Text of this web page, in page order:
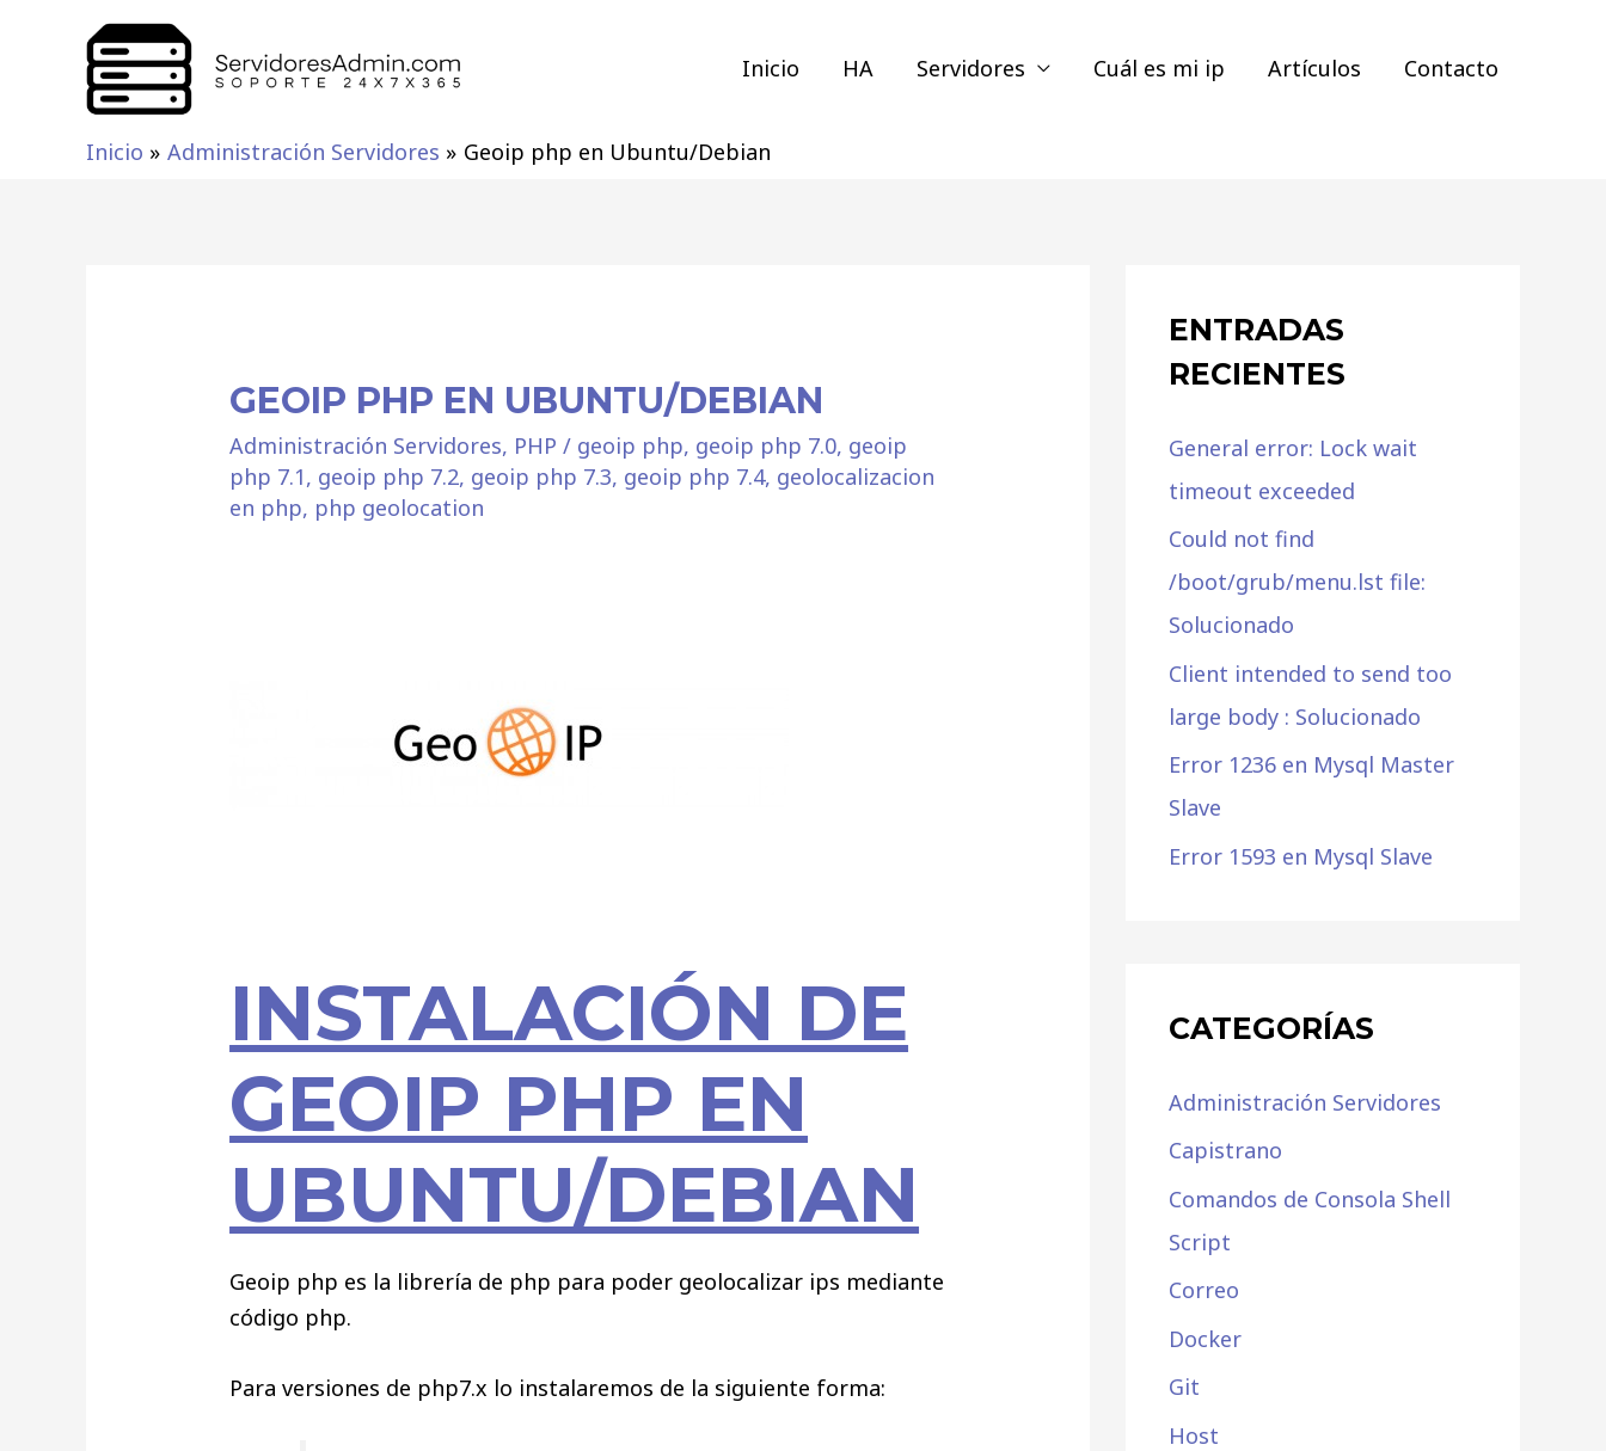
Inicio HA Servidores Cuál es mi ip Artículos Contacto
Inicio Administración Servidores Geoip php en Ubuntu/Debian
GEOIP PHP EN UBUNTU/DEBIAN
Administración Servidores, PHP / geoip php, geoip php 7.0, geoip
php 7.1, geoip php 7.2, geoip php 7.3, geoip php 7.4, geolocalizacion
en php, php geolocation
INSTALACIÓN DE
GEOIP PHP EN
UBUNTU/DEBIAN
Geoip php es la librería de php para poder geolocalizar ips mediante
código php.
Para versiones de php7.x lo instalaremos de la siguiente forma:
ENTRADAS
RECIENTES
General error: Lock wait
timeout exceeded
Could not find
/boot/grub/menu.lst file:
Solucionado
Client intended to send too
large body : Solucionado
Error 1236 en Mysql Master
Slave
Error 1593 en Mysql Slave
CATEGORÍAS
Administración Servidores
Capistrano
Comandos de Consola Shell
Script
Correo
Docker
Git
Host